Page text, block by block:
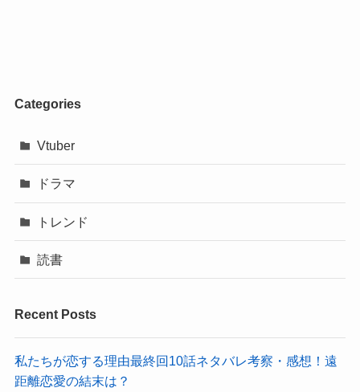
Categories
Vtuber
ドラマ
トレンド
読書
Recent Posts
私たちが恋する理由最終回10話ネタバレ考察・感想！遠
距離恋愛の結末は？